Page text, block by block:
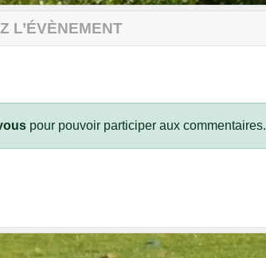
L’ÉVÈNEMENT
pour pouvoir participer aux commentaires.